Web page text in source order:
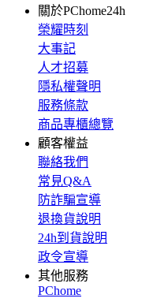
關於PChome24h
榮耀時刻
大事記
人才招募
隱私權聲明
服務條款
商品專櫃總覽
顧客權益
聯絡我們
常見Q&A
防詐騙宣導
退換貨說明
24h到貨說明
政令宣導
其他服務
PChome